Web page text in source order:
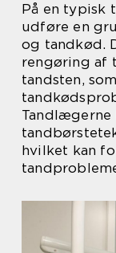
På en typisk
udføre en
og tandkød.
rengøring af
tandsten,
Tandlægerne
hvilket kan